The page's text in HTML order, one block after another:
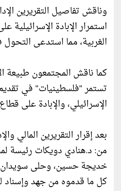
وناقش تفاصيل التقريرين
استمرار الإبادة
الغربية، مما استدعى
كما ناقش المجتمعون طبيعة
تستمر "فلسطينيات" في تقديم
الإسرائيلي، والإبادة على
بعد إقرار التقريرين
من: د.هنادي دويكات رئيسة
خديجة حسين، وحلى
كل ما قدموه من جهد وإسناد